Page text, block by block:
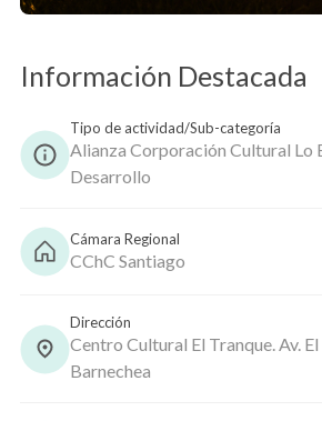
Información Destacada
Tipo de actividad/Sub-categoría
Alianza Corporación Cultural Lo
Desarrollo
Cámara Regional
CChC Santiago
Dirección
Centro Cultural El Tranque. Av.
Barnechea
Copiar